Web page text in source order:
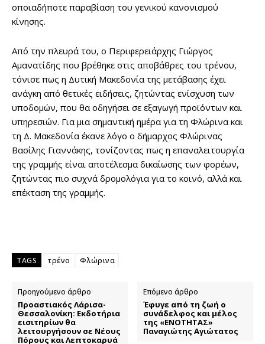
οποιαδήποτε παραβίαση του γενικού κανονισμού
κίνησης.
Από την πλευρά του, ο Περιφερειάρχης Γιώργος
Αμανατίδης που βρέθηκε στις αποβάθρες του τρένου,
τόνισε πως η Δυτική Μακεδονία της μετάβασης έχει
ανάγκη από θετικές ειδήσεις, ζητώντας ενίσχυση των
υποδομών, που θα οδηγήσει σε εξαγωγή προϊόντων και
υπηρεσιών. Για μια σημαντική ημέρα για τη Φλώρινα και
τη Δ. Μακεδονία έκανε λόγο ο δήμαρχος Φλώρινας
Βασίλης Γιαννάκης, τονίζοντας πως η επαναλειτουργία
της γραμμής είναι αποτέλεσμα δικαίωσης των φορέων,
ζητώντας πιο συχνά δρομολόγια για το κοινό, αλλά και
επέκταση της γραμμής.
TAGS τρένο Φλώρινα
Προηγούμενο άρθρο
Προαστιακός Λάρισα-
Θεσσαλονίκη: Εκδοτήρια
εισιτηρίων θα
λειτουργήσουν σε Νέους
Πόρους και Λεπτοκαρυά
Επόμενο άρθρο
Έφυγε από τη ζωή ο
συνάδελφος και μέλος
της «ΕΝΟΤΗΤΑΣ»
Παναγιώτης Αγιώτατος